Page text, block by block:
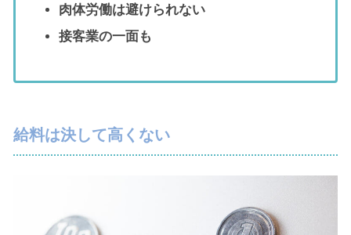
肉体労働は避けられない
接客業の一面も
給料は決して高くない